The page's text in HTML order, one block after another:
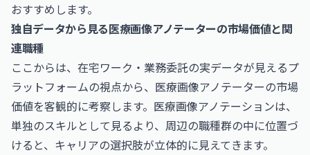
おすすめします。
独自データから見る医療画像アノテーターの市場価値と関
連職種
ここからは、在宅ワーク・業務委託の実データが見えるプ
ラットフォームの視点から、医療画像アノテーターの市場
価値を客観的に考察します。医療画像アノテーションは、
単独のスキルとして見るより、周辺の職種群の中に位置づ
けると、キャリアの選択肢が立体的に見えてきます。